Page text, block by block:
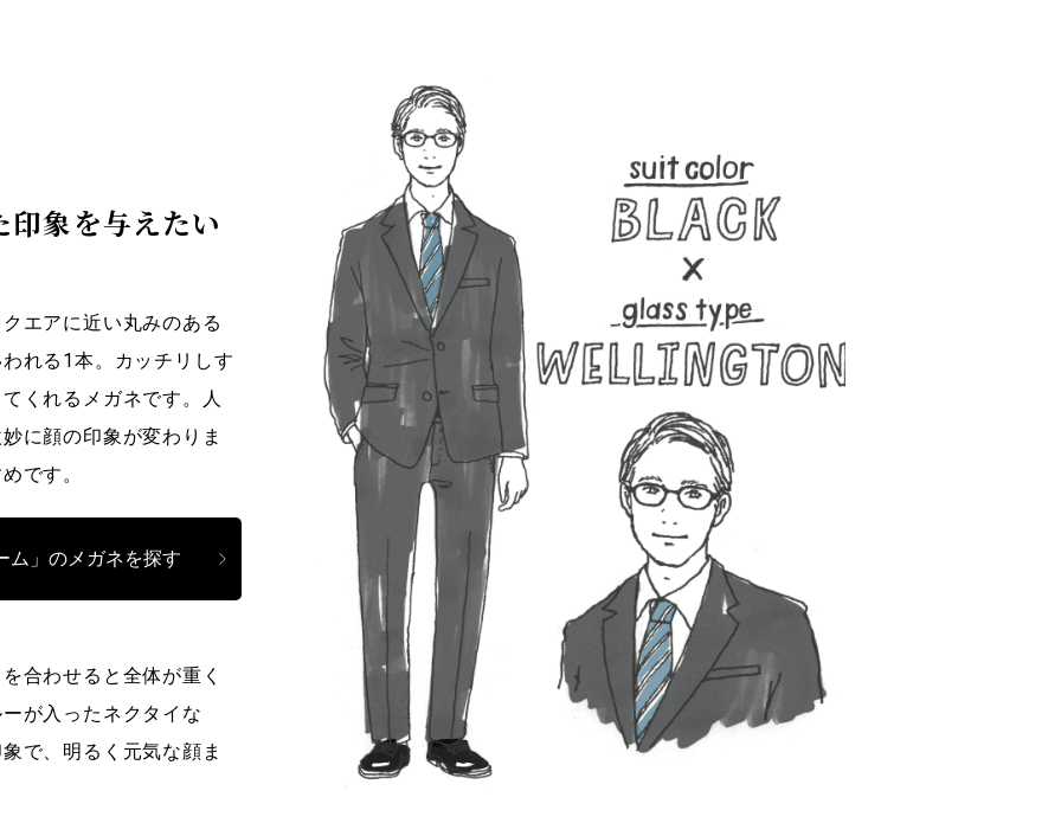
印象を与えたい
エアに近い丸みのある
れる1本。カッチリしす
くれるメガネです。人
に顔の印象が変わりま
です。
ム」のメガネを探す
合わせると全体が重く
が入ったネクタイな
で、明るく元気な顔ま